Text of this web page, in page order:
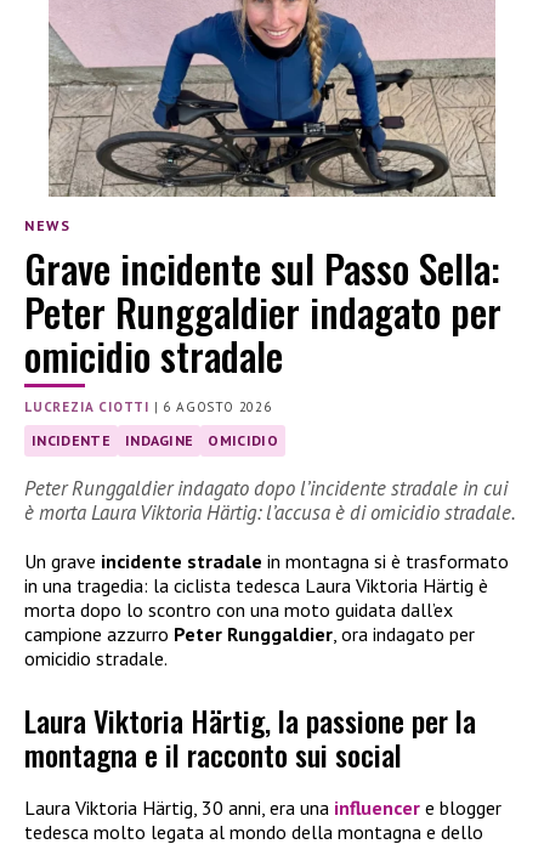
NEWS
Grave incidente sul Passo Sella:
Peter Runggaldier indagato per
omicidio stradale
LUCREZIA CIOTTI | 6 AGOSTO 2026
INCIDENTE INDAGINE OMICIDIO
Peter Runggaldier indagato dopo l’incidente stradale in cui
è morta Laura Viktoria Härtig: l’accusa è di omicidio stradale.
Un grave incidente stradale in montagna si è trasformato
in una tragedia: la ciclista tedesca Laura Viktoria Härtig è
morta dopo lo scontro con una moto guidata dall’ex
campione azzurro Peter Runggaldier, ora indagato per
omicidio stradale.
Laura Viktoria Härtig, la passione per la
montagna e il racconto sui social
Laura Viktoria Härtig, 30 anni, era una influencer e blogger
tedesca molto legata al mondo della montagna e dello